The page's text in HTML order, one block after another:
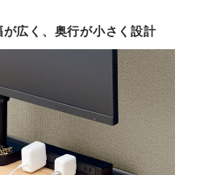
広く、奥行が小さく設計